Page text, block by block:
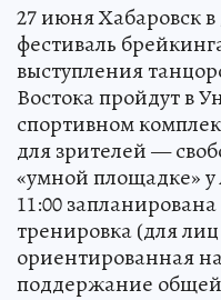
27 июня Хабаровск
фестиваль
выступления
Востока пройдут в
спортивном
для зрителей —
«умной площадке»
11:00
тренировка (для
ориентированная
поддержание